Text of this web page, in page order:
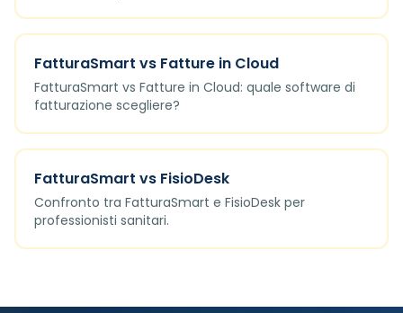
FatturaSmart vs Fatture in Cloud
FatturaSmart vs Fatture in Cloud: quale software di
fatturazione scegliere?
FatturaSmart vs FisioDesk
Confronto tra FatturaSmart e FisioDesk per
professionisti sanitari.